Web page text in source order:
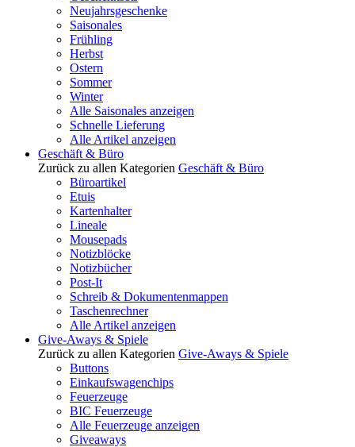
Neujahrsgeschenke
Saisonales
Frühling
Herbst
Ostern
Sommer
Winter
Alle Saisonales anzeigen
Schnelle Lieferung
Alle Artikel anzeigen
Geschäft & Büro
Zurück zu allen Kategorien Geschäft & Büro
Büroartikel
Etuis
Kartenhalter
Lineale
Mousepads
Notizblöcke
Notizbücher
Post-It
Schreib & Dokumentenmappen
Taschenrechner
Alle Artikel anzeigen
Give-Aways & Spiele
Zurück zu allen Kategorien Give-Aways & Spiele
Buttons
Einkaufswagenchips
Feuerzeuge
BIC Feuerzeuge
Alle Feuerzeuge anzeigen
Giveaways